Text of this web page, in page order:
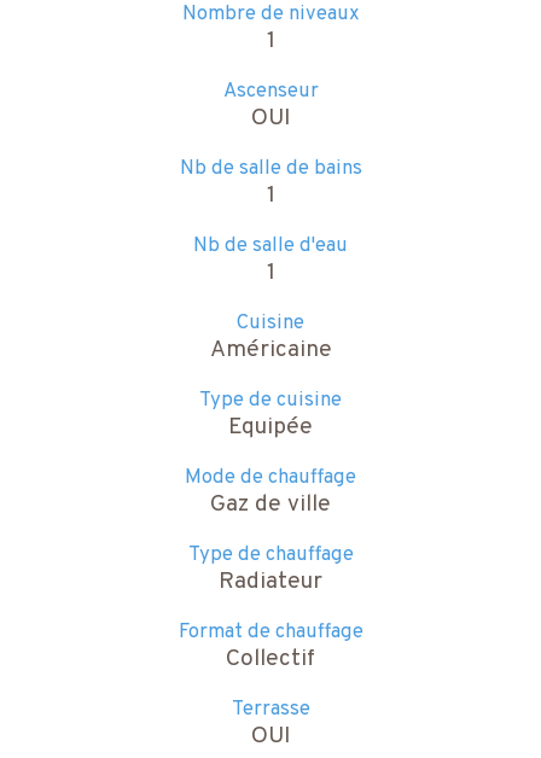
Nombre de niveaux
1
Ascenseur
OUI
Nb de salle de bains
1
Nb de salle d'eau
1
Cuisine
Américaine
Type de cuisine
Equipée
Mode de chauffage
Gaz de ville
Type de chauffage
Radiateur
Format de chauffage
Collectif
Terrasse
OUI